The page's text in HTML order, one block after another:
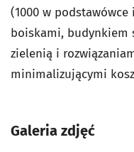
(1000 w
boiskami, budynkiem
zielenią i
minimalizującymi
Galeria zdjęć